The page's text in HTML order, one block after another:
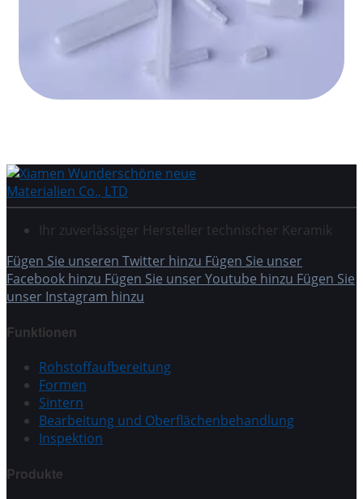
Ihr zuverlässiger Hersteller technischer Keramik
Fügen Sie unseren Twitter hinzu Fügen Sie unser
Facebook hinzu Fügen Sie unser Youtube hinzu Fügen Sie
unser Instagram hinzu
Funktionen
Rohstoffaufbereitung
Formen
Sintern
Bearbeitung und Oberflächenbehandlung
Inspektion
Produkte